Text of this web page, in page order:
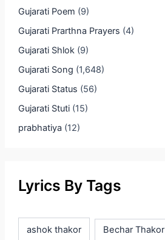
Gujarati Poem (9)
Gujarati Prarthna Prayers (4)
Gujarati Shlok(9)
Gujarati Song (1,648)
Gujarati Status (56)
Gujarati Stuti(15)
prabhatiya (12)
Lyrics By Tags
ashok thakor Bechar Thakor